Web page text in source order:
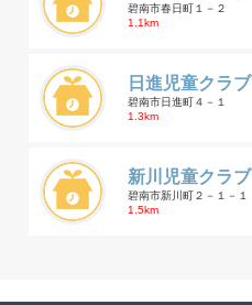
碧南市春日町１－２
1.1km
日進児童クラブ
碧南市日進町４－１
1.3km
新川児童クラブ
碧南市新川町２－１－１
1.5km